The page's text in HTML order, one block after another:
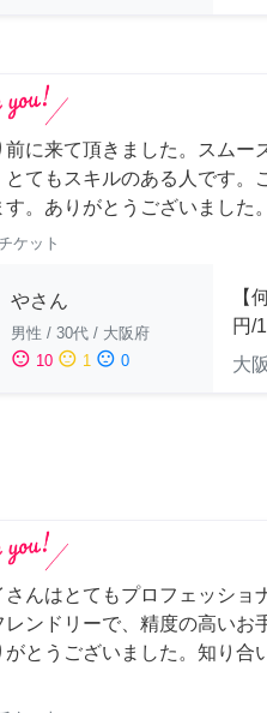
前に来て頂きました。スムー
とてもスキルのある人です。
。ありがとうございました。
ケット
やさん
男性 / 30代 / 大阪府
sentiment_satisfied 10 sentiment_neutral 1 sentiment_dissatisfied 0
【
円/
大
さんはとてもプロフェッショ
レンドリーで、精度の高いお
がとうございました。知り合